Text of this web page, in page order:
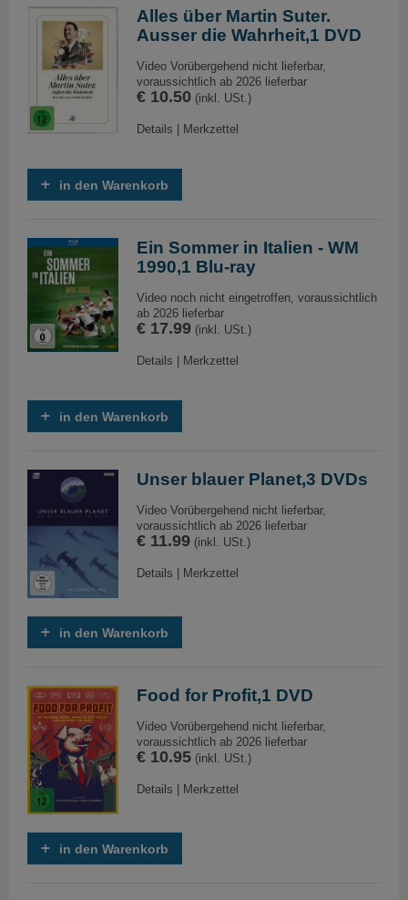
Alles über Martin Suter.
Ausser die Wahrheit,1 DVD
Video Vorübergehend nicht lieferbar,
voraussichtlich ab 2026 lieferbar
€ 10.50 (inkl. USt.)
Details | Merkzettel
in den Warenkorb
Ein Sommer in Italien - WM
1990,1 Blu-ray
Video noch nicht eingetroffen, voraussichtlich
ab 2026 lieferbar
€ 17.99 (inkl. USt.)
Details | Merkzettel
in den Warenkorb
Unser blauer Planet,3 DVDs
Video Vorübergehend nicht lieferbar,
voraussichtlich ab 2026 lieferbar
€ 11.99 (inkl. USt.)
Details | Merkzettel
in den Warenkorb
Food for Profit,1 DVD
Video Vorübergehend nicht lieferbar,
voraussichtlich ab 2026 lieferbar
€ 10.95 (inkl. USt.)
Details Merkzettel
in den Warenkorb